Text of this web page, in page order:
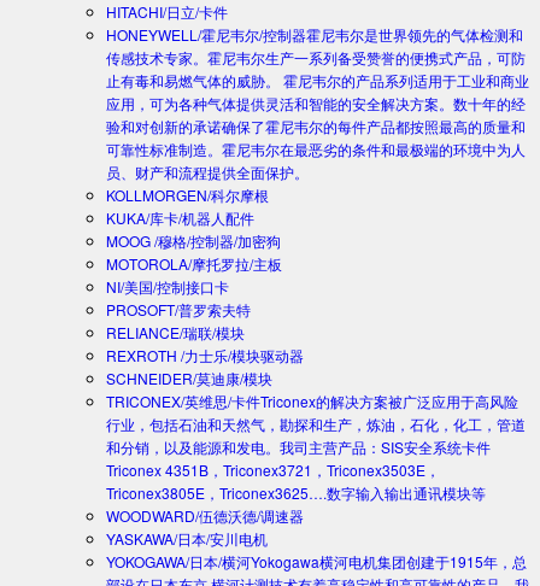
HITACHI/日立/卡件
HONEYWELL/霍尼韦尔/控制器霍尼韦尔是世界领先的气体检测和
传感技术专家。霍尼韦尔生产一系列备受赞誉的便携式产品，可防
止有毒和易燃气体的威胁。 霍尼韦尔的产品系列适用于工业和商业
应用，可为各种气体提供灵活和智能的安全解决方案。数十年的经
验和对创新的承诺确保了霍尼韦尔的每件产品都按照最高的质量和
可靠性标准制造。霍尼韦尔在最恶劣的条件和最极端的环境中为人
员、财产和流程提供全面保护。
KOLLMORGEN/科尔摩根
KUKA/库卡/机器人配件
MOOG /穆格/控制器/加密狗
MOTOROLA/摩托罗拉/主板
NI/美国/控制接口卡
PROSOFT/普罗索夫特
RELIANCE/瑞联/模块
REXROTH /力士乐/模块驱动器
SCHNEIDER/莫迪康/模块
TRICONEX/英维思/卡件Triconex的解决方案被广泛应用于高风险
行业，包括石油和天然气，勘探和生产，炼油，石化，化工，管道
和分销，以及能源和发电。我司主营产品：SIS安全系统卡件
Triconex 4351B，Triconex3721，Triconex3503E，
Triconex3805E，Triconex3625….数字输入输出通讯模块等
WOODWARD/伍德沃德/调速器
YASKAWA/日本/安川电机
YOKOGAWA/日本/横河Yokogawa横河电机集团创建于1915年，总